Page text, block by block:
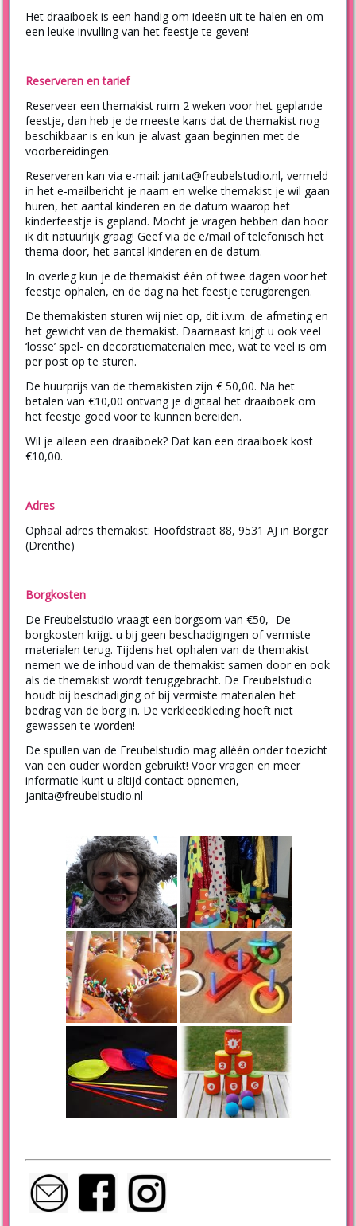
Het draaiboek is een handig om ideeën uit te halen en om
een leuke invulling van het feestje te geven!
Reserveren en tarief
Reserveer een themakist ruim 2 weken voor het geplande
feestje, dan heb je de meeste kans dat de themakist nog
beschikbaar is en kun je alvast gaan beginnen met de
voorbereidingen.
Reserveren kan via e-mail: janita@freubelstudio.nl, vermeld
in het e-mailbericht je naam en welke themakist je wil gaan
huren, het aantal kinderen en de datum waarop het
kinderfeestje is gepland. Mocht je vragen hebben dan hoor
ik dit natuurlijk graag! Geef via de e/mail of telefonisch het
thema door, het aantal kinderen en de datum.
In overleg kun je de themakist één of twee dagen voor het
feestje ophalen, en de dag na het feestje terugbrengen.
De themakisten sturen wij niet op, dit i.v.m. de afmeting en
het gewicht van de themakist. Daarnaast krijgt u ook veel
‘losse’ spel- en decoratiematerialen mee, wat te veel is om
per post op te sturen.
De huurprijs van de themakisten zijn € 50,00. Na het
betalen van €10,00 ontvang je digitaal het draaiboek om
het feestje goed voor te kunnen bereiden.
Wil je alleen een draaiboek? Dat kan een draaiboek kost
€10,00.
Adres
Ophaal adres themakist: Hoofdstraat 88, 9531 AJ in Borger
(Drenthe)
Borgkosten
De Freubelstudio vraagt een borgsom van €50,- De
borgkosten krijgt u bij geen beschadigingen of vermiste
materialen terug. Tijdens het ophalen van de themakist
nemen we de inhoud van de themakist samen door en ook
als de themakist wordt teruggebracht. De Freubelstudio
houdt bij beschadiging of bij vermiste materialen het
bedrag van de borg in. De verkleedkleding hoeft niet
gewassen te worden!
De spullen van de Freubelstudio mag alléén onder toezicht
van een ouder worden gebruikt! Voor vragen en meer
informatie kunt u altijd contact opnemen,
janita@freubelstudio.nl